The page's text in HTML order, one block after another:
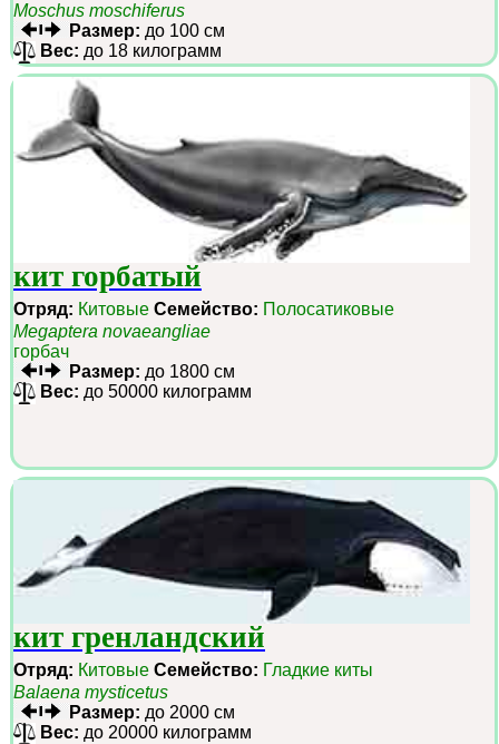
Moschus moschiferus
Размер: до 100 см
Вес: до 18 килограмм
кит горбатый
Отряд: Китовые Семейство: Полосатиковые
Megaptera novaeangliae
горбач
Размер: до 1800 см
Вес: до 50000 килограмм
кит гренландский
Отряд: Китовые Семейство: Гладкие киты
Balaena mysticetus
Размер: до 2000 см
Вес: до 20000 килограмм